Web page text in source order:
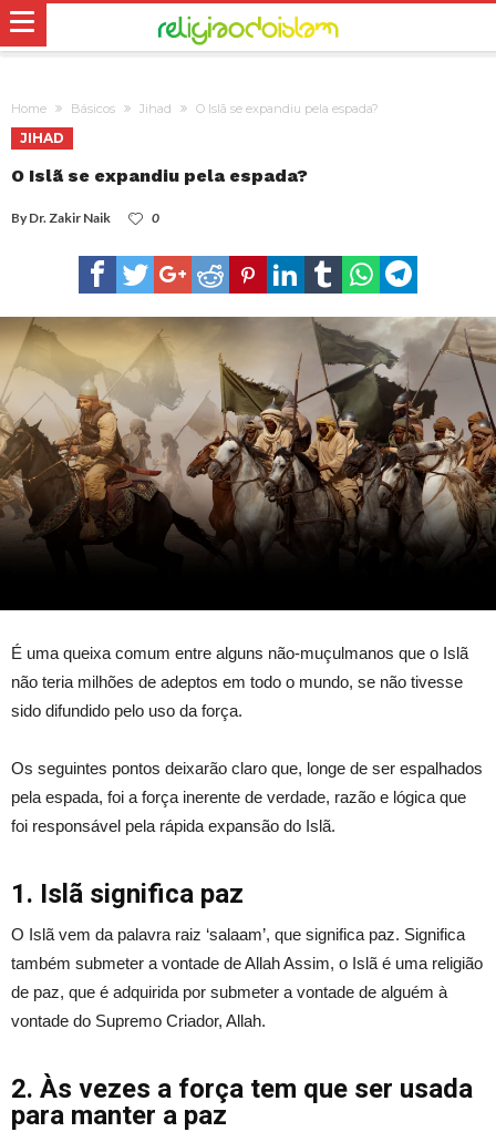
Home Básicos Jihad O Islã se expandiu pela espada?
JIHAD
O Islã se expandiu pela espada?
By Dr. Zakir Naik 0
É uma queixa comum entre alguns não-muçulmanos que o Islã
não teria milhões de adeptos em todo o mundo, se não tivesse
sido difundido pelo uso da força.
Os seguintes pontos deixarão claro que, longe de ser espalhados
pela espada, foi a força inerente de verdade, razão e lógica que
foi responsável pela rápida expansão do Islã.
1. Islã significa paz
O Islã vem da palavra raiz ‘salaam’, que significa paz. Significa
também submeter a vontade de Allah Assim, o Islã é uma religião
de paz, que é adquirida por submeter a vontade de alguém à
vontade do Supremo Criador, Allah.
2. Às vezes a força tem que ser usada
para manter a paz